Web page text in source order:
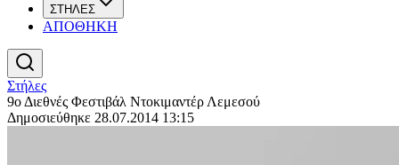
ΣΤΗΛΕΣ
ΑΠΟΘΗΚΗ
Στήλες
9ο Διεθνές Φεστιβάλ Ντοκιμαντέρ Λεμεσού
Δημοσιεύθηκε 28.07.2014 13:15